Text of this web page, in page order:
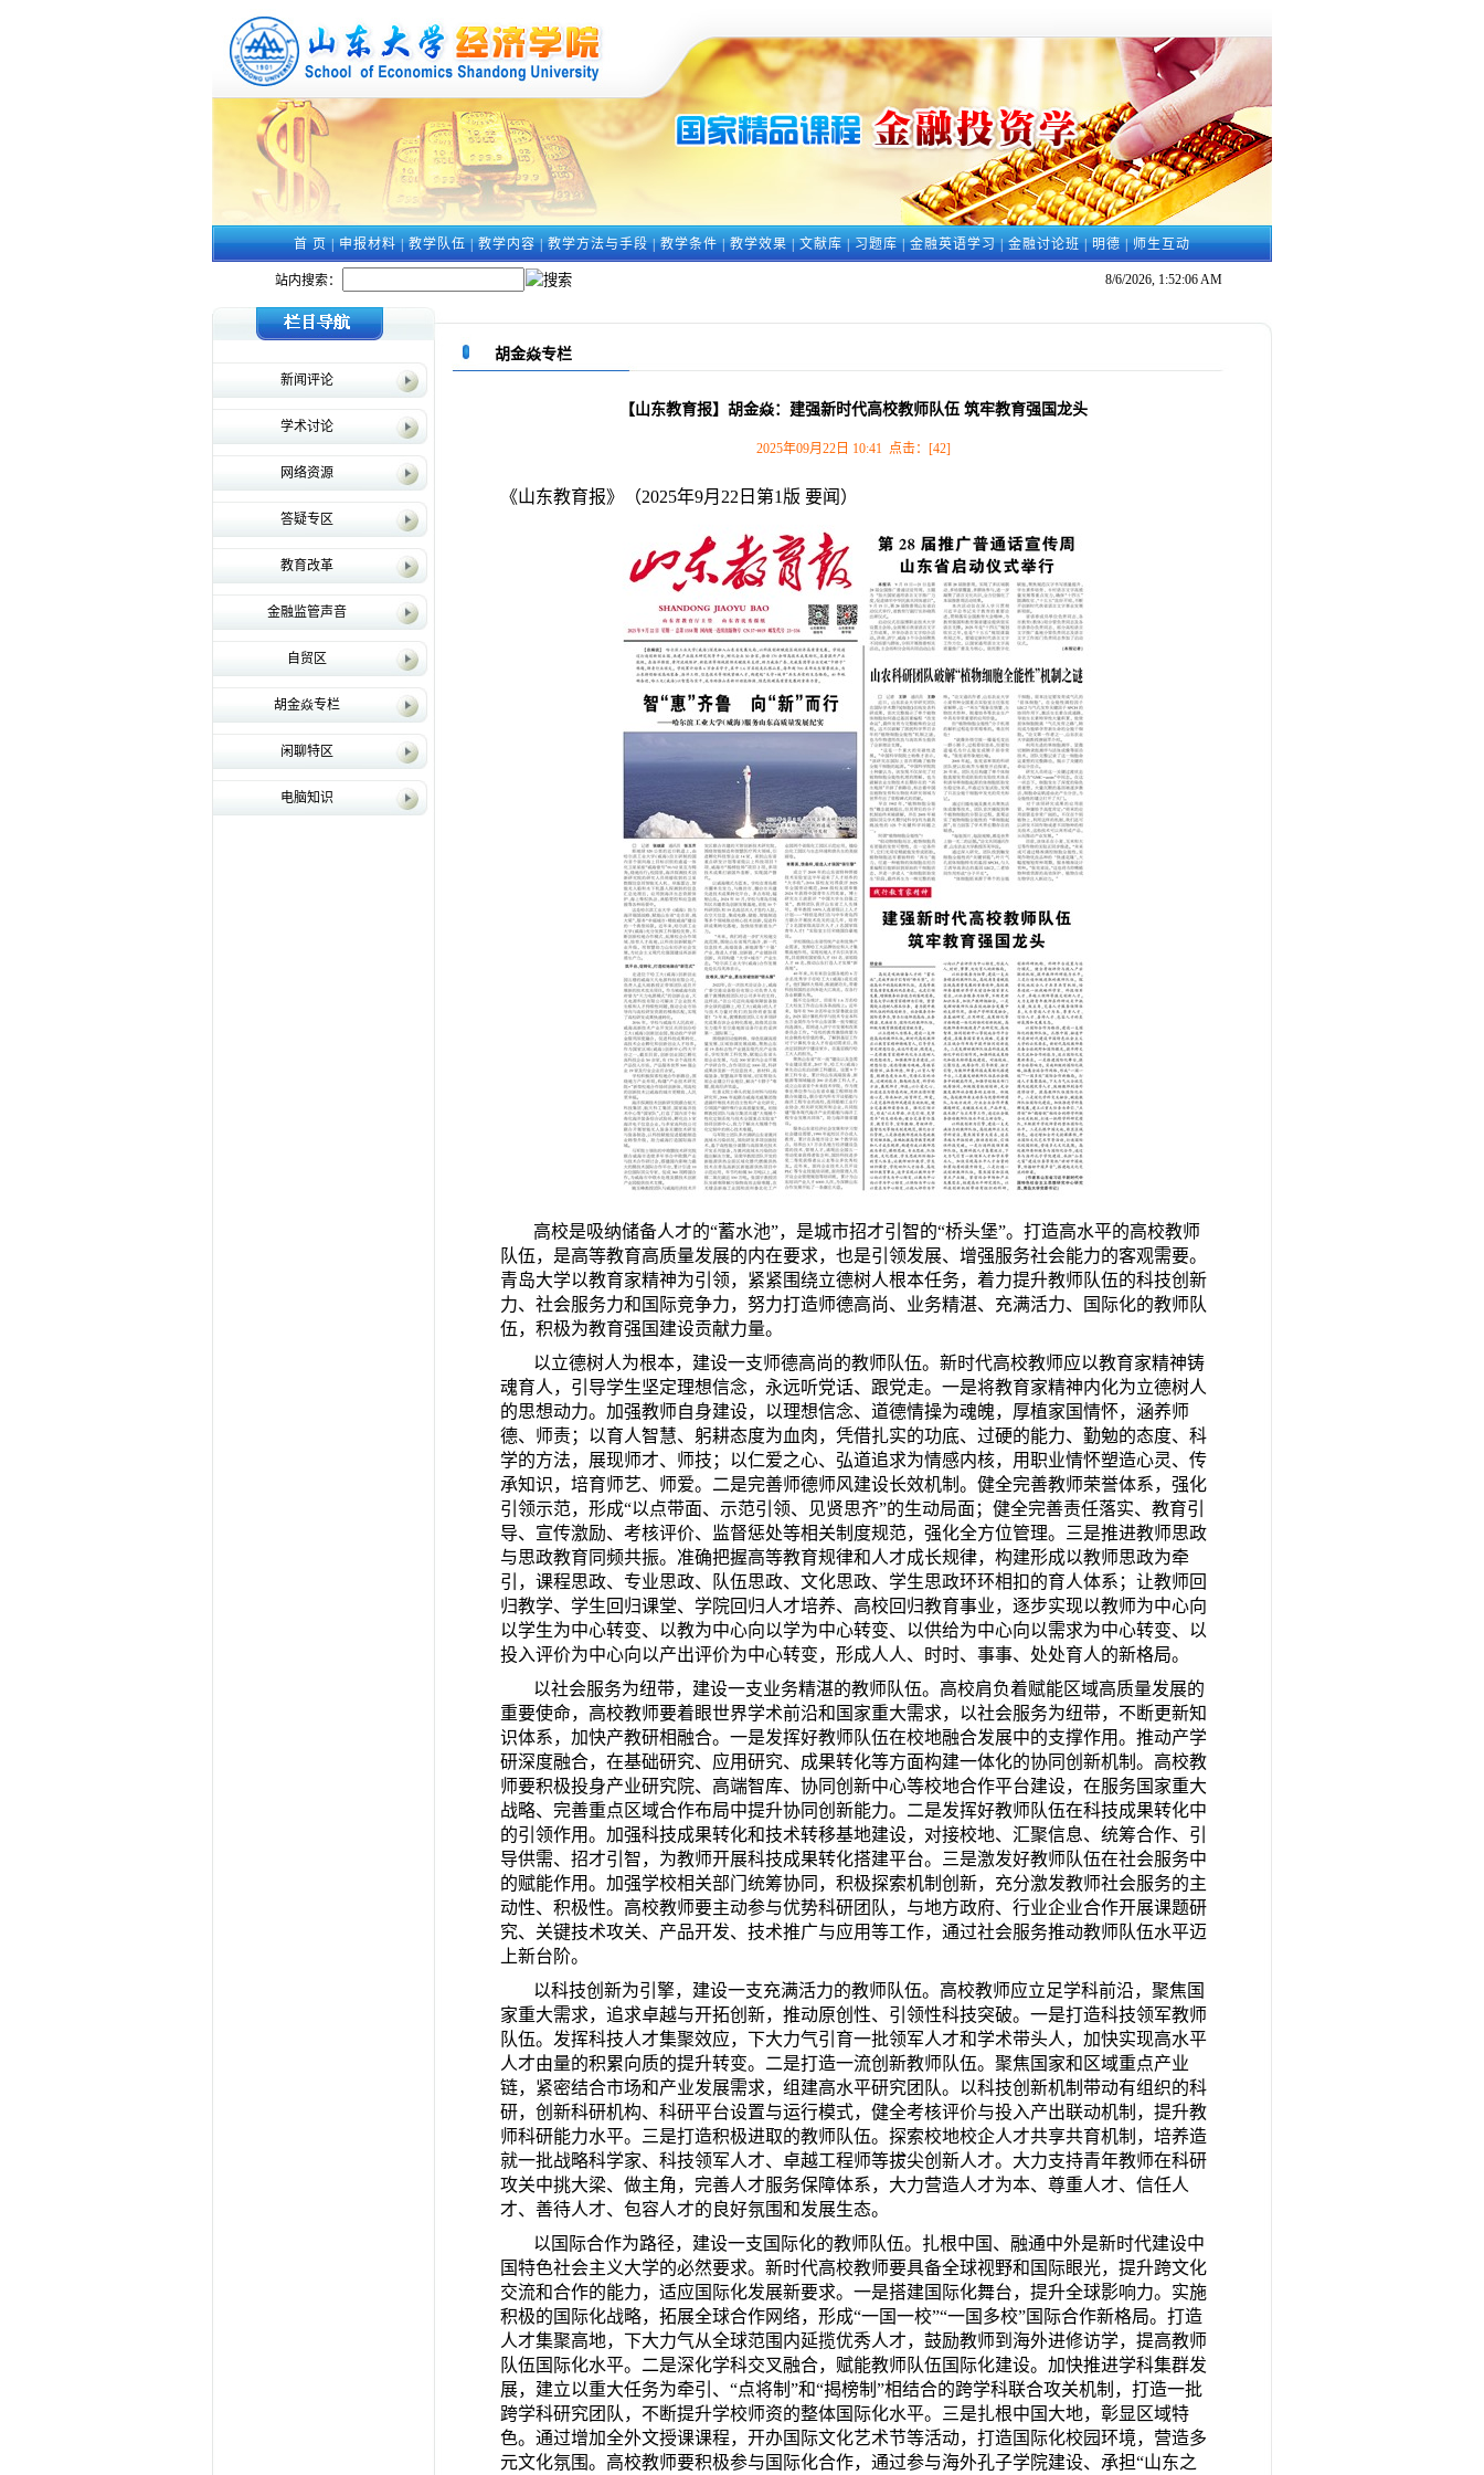
首 页|申报材料|教学队伍|教学内容|教学方法与手段|教学条件|教学效果|文献库|习题库|金融英语学习|金融讨论班|明德|师生互动
站内搜索： 8/6/2026, 1:52:07 AM
新闻评论
学术讨论
网络资源
答疑专区
教育改革
金融监管声音
自贸区
胡金焱专栏
闲聊特区
电脑知识
胡金焱专栏
【山东教育报】胡金焱：建强新时代高校教师队伍 筑牢教育强国龙头
2025年09月22日 10:41 点击：[42]
《山东教育报》（2025年9月22日第1版 要闻）
高校是吸纳储备人才的“蓄水池”，是城市招才引智的“桥头堡”。打造高水平的高校教师
队伍，是高等教育高质量发展的内在要求，也是引领发展、增强服务社会能力的客观需要。
青岛大学以教育家精神为引领，紧紧围绕立德树人根本任务，着力提升教师队伍的科技创新
力、社会服务力和国际竞争力，努力打造师德高尚、业务精湛、充满活力、国际化的教师队
伍，积极为教育强国建设贡献力量。
以立德树人为根本，建设一支师德高尚的教师队伍。新时代高校教师应以教育家精神铸
魂育人，引导学生坚定理想信念，永远听党话、跟党走。一是将教育家精神内化为立德树人
的思想动力。加强教师自身建设，以理想信念、道德情操为魂魄，厚植家国情怀，涵养师
德、师责；以育人智慧、躬耕态度为血肉，凭借扎实的功底、过硬的能力、勤勉的态度、科
学的方法，展现师才、师技；以仁爱之心、弘道追求为情感内核，用职业情怀塑造心灵、传
承知识，培育师艺、师爱。二是完善师德师风建设长效机制。健全完善教师荣誉体系，强化
引领示范，形成“以点带面、示范引领、见贤思齐”的生动局面；健全完善责任落实、教育引
导、宣传激励、考核评价、监督惩处等相关制度规范，强化全方位管理。三是推进教师思政
与思政教育同频共振。准确把握高等教育规律和人才成长规律，构建形成以教师思政为牵
引，课程思政、专业思政、队伍思政、文化思政、学生思政环环相扣的育人体系；让教师回
归教学、学生回归课堂、学院回归人才培养、高校回归教育事业，逐步实现以教师为中心向
以学生为中心转变、以教为中心向以学为中心转变、以供给为中心向以需求为中心转变、以
投入评价为中心向以产出评价为中心转变，形成人人、时时、事事、处处育人的新格局。
以社会服务为纽带，建设一支业务精湛的教师队伍。高校肩负着赋能区域高质量发展的
重要使命，高校教师要着眼世界学术前沿和国家重大需求，以社会服务为纽带，不断更新知
识体系，加快产教研相融合。一是发挥好教师队伍在校地融合发展中的支撑作用。推动产学
研深度融合，在基础研究、应用研究、成果转化等方面构建一体化的协同创新机制。高校教
师要积极投身产业研究院、高端智库、协同创新中心等校地合作平台建设，在服务国家重大
战略、完善重点区域合作布局中提升协同创新能力。二是发挥好教师队伍在科技成果转化中
的引领作用。加强科技成果转化和技术转移基地建设，对接校地、汇聚信息、统筹合作、引
导供需、招才引智，为教师开展科技成果转化搭建平台。三是激发好教师队伍在社会服务中
的赋能作用。加强学校相关部门统筹协同，积极探索机制创新，充分激发教师社会服务的主
动性、积极性。高校教师要主动参与优势科研团队，与地方政府、行业企业合作开展课题研
究、关键技术攻关、产品开发、技术推广与应用等工作，通过社会服务推动教师队伍水平迈
上新台阶。
以科技创新为引擎，建设一支充满活力的教师队伍。高校教师应立足学科前沿，聚焦国
家重大需求，追求卓越与开拓创新，推动原创性、引领性科技突破。一是打造科技领军教师
队伍。发挥科技人才集聚效应，下大力气引育一批领军人才和学术带头人，加快实现高水平
人才由量的积累向质的提升转变。二是打造一流创新教师队伍。聚焦国家和区域重点产业
链，紧密结合市场和产业发展需求，组建高水平研究团队。以科技创新机制带动有组织的科
研，创新科研机构、科研平台设置与运行模式，健全考核评价与投入产出联动机制，提升教
师科研能力水平。三是打造积极进取的教师队伍。探索校地校企人才共享共育机制，培养造
就一批战略科学家、科技领军人才、卓越工程师等拔尖创新人才。大力支持青年教师在科研
攻关中挑大梁、做主角，完善人才服务保障体系，大力营造人才为本、尊重人才、信任人
才、善待人才、包容人才的良好氛围和发展生态。
以国际合作为路径，建设一支国际化的教师队伍。扎根中国、融通中外是新时代建设中
国特色社会主义大学的必然要求。新时代高校教师要具备全球视野和国际眼光，提升跨文化
交流和合作的能力，适应国际化发展新要求。一是搭建国际化舞台，提升全球影响力。实施
积极的国际化战略，拓展全球合作网络，形成“一国一校”“一国多校”国际合作新格局。打造
人才集聚高地，下大力气从全球范围内延揽优秀人才，鼓励教师到海外进修访学，提高教师
队伍国际化水平。二是深化学科交叉融合，赋能教师队伍国际化建设。加快推进学科集群发
展，建立以重大任务为牵引、“点将制”和“揭榜制”相结合的跨学科联合攻关机制，打造一批
跨学科研究团队，不断提升学校师资的整体国际化水平。三是扎根中国大地，彰显区域特
色。通过增加全外文授课课程，开办国际文化艺术节等活动，打造国际化校园环境，营造多
元文化氛围。高校教师要积极参与国际化合作，通过参与海外孔子学院建设、承担“山东之